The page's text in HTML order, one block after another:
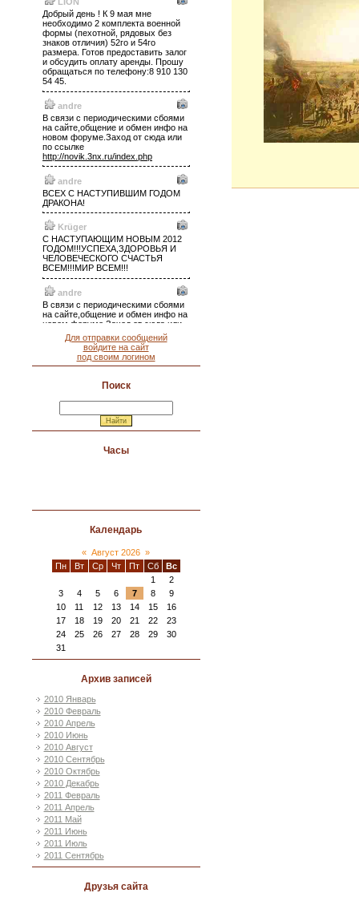
Для отправки сообщений
войдите на сайт
под своим логином
Поиск
Часы
Календарь
« Август 2026 »
Пн
Вт Ср Чт Пт Сб
Вс
1
2
3
4 5 6 7 8
9
10
11 12 13 14 15
16
17
18 19 20 21 22
23
24
25 26 27 28 29
30
31
Архив записей
2010 Январь
2010 Февраль
2010 Апрель
2010 Июнь
2010 Август
2010 Сентябрь
2010 Октябрь
2010 Декабрь
2011 Февраль
2011 Апрель
2011 Май
2011 Июнь
2011 Июль
2011 Сентябрь
Друзья сайта